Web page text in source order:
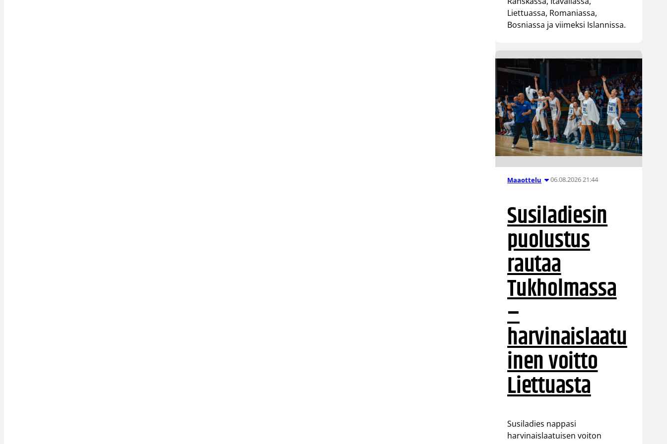
Liettuassa, Romaniassa,
Bosniassa ja viimeksi Islannissa.
Maaottelu 06.08.2026 21:44
Susiladiesin
puolustus
rautaa
Tukholmassa
–
harvinaislaatu
inen voitto
Liettuasta
Susiladies nappasi
harvinaislaatuisen voiton